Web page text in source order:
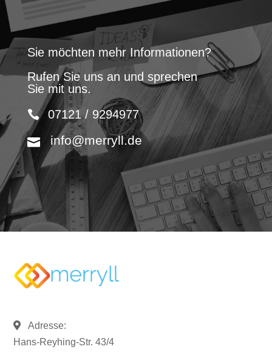
Sie möchten mehr Informationen?
Rufen Sie uns an und sprechen
Sie mit uns.
07121 / 9294977
info@merryll.de
Adresse:
Hans-Reyhing-Str. 43/4